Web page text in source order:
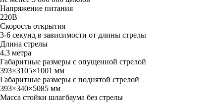
Напряжение питания
220В
Скорость открытия
3-6 секунд в зависимости от длины стрелы
Длина стрелы
4,3 метра
Габаритные размеры с опущенной стрелой
393×3105×1001 мм
Габаритные размеры с поднятой стрелой
393×340×5085 мм
Масса стойки шлагбаума без стрелы